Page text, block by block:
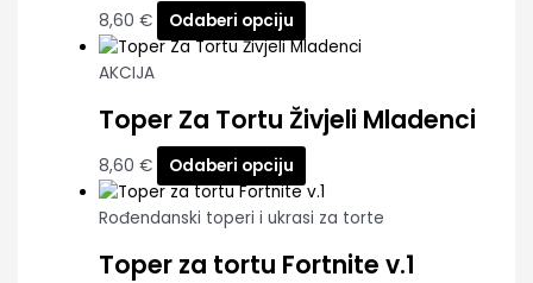
8,60 € Odaberi opciju
AKCIJA
Toper Za Tortu Živjeli Mladenci
8,60 € Odaberi opciju
Rođendanski toperi i ukrasi za torte
Toper za tortu Fortnite v.1